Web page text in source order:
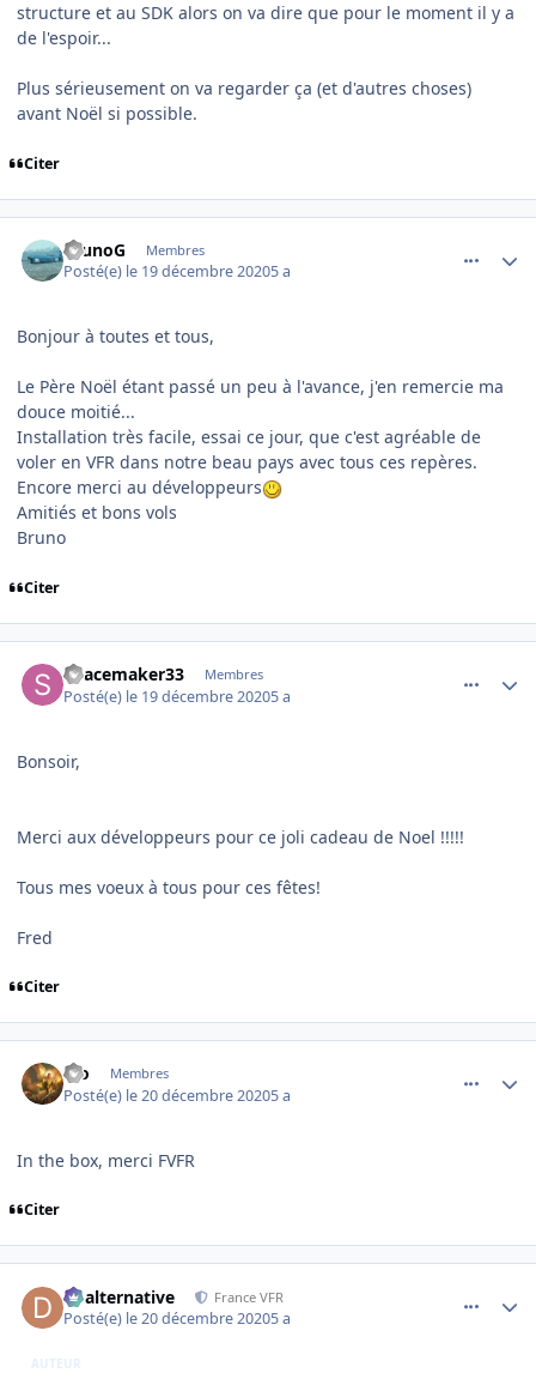
structure et au SDK alors on va dire que pour le moment il y a
de l'espoir...
Plus sérieusement on va regarder ça (et d'autres choses)
avant Noël si possible.
Citer
BrunoG Membres
Posté(e) le 19 décembre 20205 a
Bonjour à toutes et tous,
Le Père Noël étant passé un peu à l'avance, j'en remercie ma
douce moitié...
Installation très facile, essai ce jour, que c'est agréable de
voler en VFR dans notre beau pays avec tous ces repères.
Encore merci au développeurs
Amitiés et bons vols
Bruno
Citer
Spacemaker33 Membres
Posté(e) le 19 décembre 20205 a
Bonsoir,
Merci aux développeurs pour ce joli cadeau de Noel !!!!!
Tous mes voeux à tous pour ces fêtes!
Fred
Citer
cro Membres
Posté(e) le 20 décembre 20205 a
In the box, merci FVFR
Citer
dbalternative France VFR
Posté(e) le 20 décembre 20205 a
AUTEUR